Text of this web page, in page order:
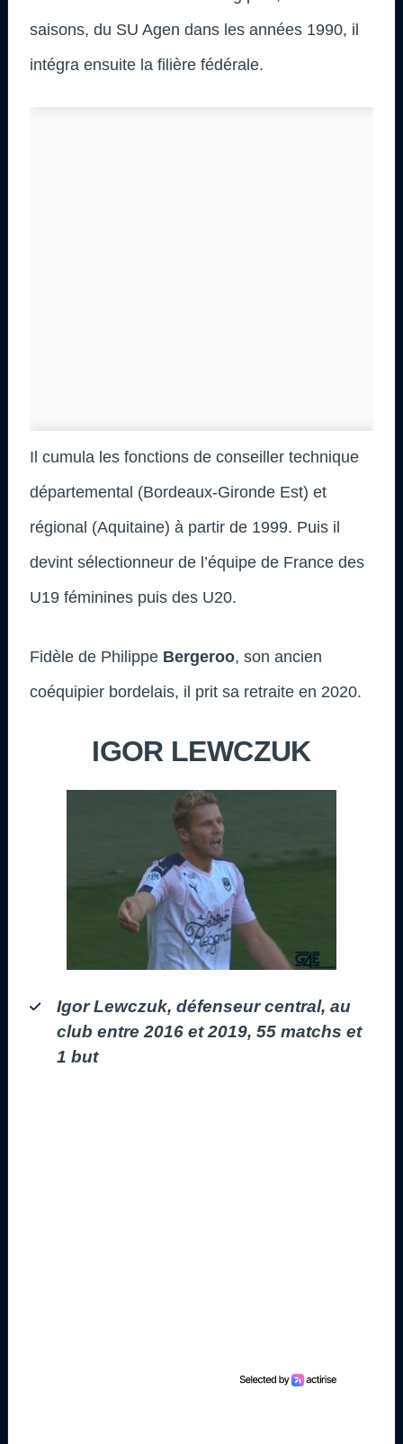
saisons, du SU Agen dans les années 1990, il
intégra ensuite la filière fédérale.
Il cumula les fonctions de conseiller technique
départemental (Bordeaux-Gironde Est) et
régional (Aquitaine) à partir de 1999. Puis il
devint sélectionneur de l’équipe de France des
U19 féminines puis des U20.
Fidèle de Philippe Bergeroo, son ancien
coéquipier bordelais, il prit sa retraite en 2020.
IGOR LEWCZUK
Igor Lewczuk, défenseur central, au
club entre 2016 et 2019, 55 matchs et
1 but